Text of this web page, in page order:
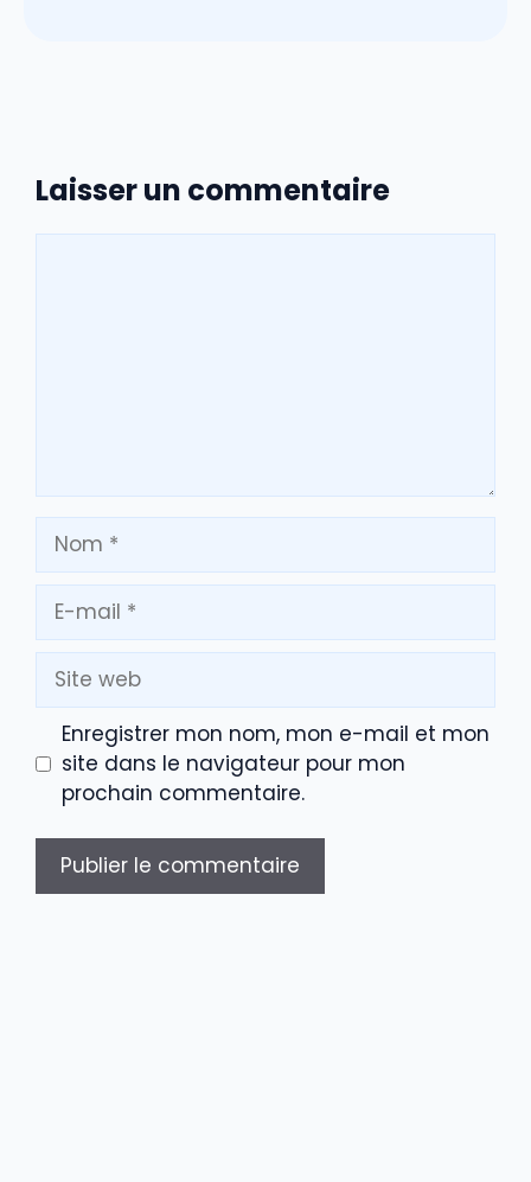
Laisser un commentaire
Nom
mail
Site
web
Enregistrer mon nom, mon e-mail et mon
site dans le navigateur pour mon
prochain commentaire.